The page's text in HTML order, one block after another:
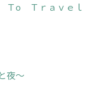
o Ｔｒａｖｅｌ
夜～